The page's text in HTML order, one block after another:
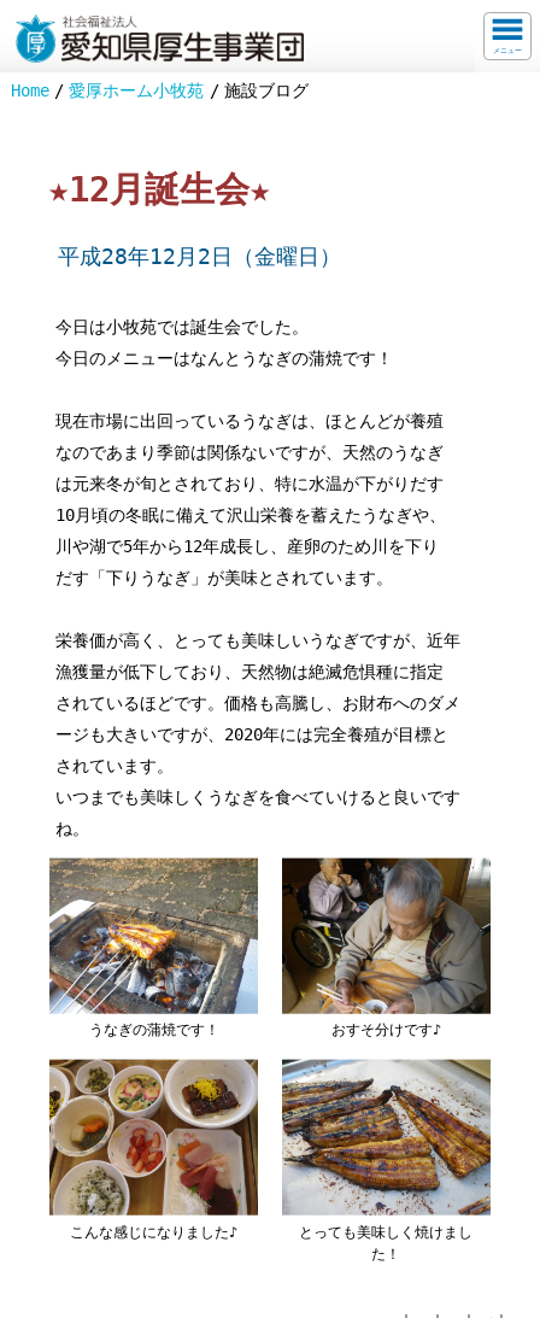
メニュー
Home 愛厚ホーム小牧苑 施設ブログ
★12月誕生会★
平成28年12月2日（金曜日）
今日は小牧苑では誕生会でした。
今日のメニューはなんとうなぎの蒲焼です！
現在市場に出回っているうなぎは、ほとんどが養殖
なのであまり季節は関係ないですが、天然のうなぎ
は元来冬が旬とされており、特に水温が下がりだす
10月頃の冬眠に備えて沢山栄養を蓄えたうなぎや、
川や湖で5年から12年成長し、産卵のため川を下り
だす「下りうなぎ」が美味とされています。
栄養価が高く、とっても美味しいうなぎですが、近年
漁獲量が低下しており、天然物は絶滅危惧種に指定
されているほどです。価格も高騰し、お財布へのダメ
ージも大きいですが、2020年には完全養殖が目標と
されています。
いつまでも美味しくうなぎを食べていけると良いです
ね。
うなぎの蒲焼です！ おすそ分けです♪
こんな感じになりました♪
とっても美味しく焼けまし
た！